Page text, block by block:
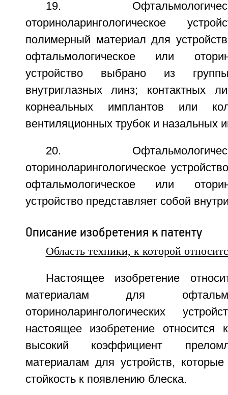
19.
оториноларингологическое
полимерный материал для
офтальмологическое или
устройство выбрано из
внутриглазных линз; контактных
корнеальных имплантов или
вентиляционных трубок и назальных
20.
оториноларингологическое
офтальмологическое или
устройство представляет собой
Описание изобретения к патенту
Область техники, к которой
Настоящее изобретение
материалам для
оториноларингологических
настоящее изобретение
высокий коэффициент
материалам для устройств,
стойкость к появлению блеска.